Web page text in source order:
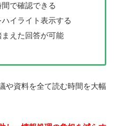
で確認できる
イライト表示する
えた回答が可能
や資料を全て読む時間を大幅